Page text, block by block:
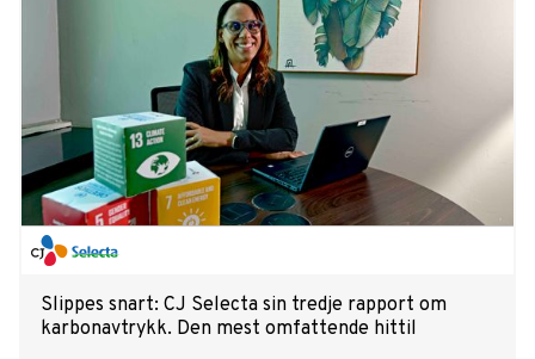
Slippes snart: CJ Selecta sin tredje rapport om
karbonavtrykk. Den mest omfattende hittil